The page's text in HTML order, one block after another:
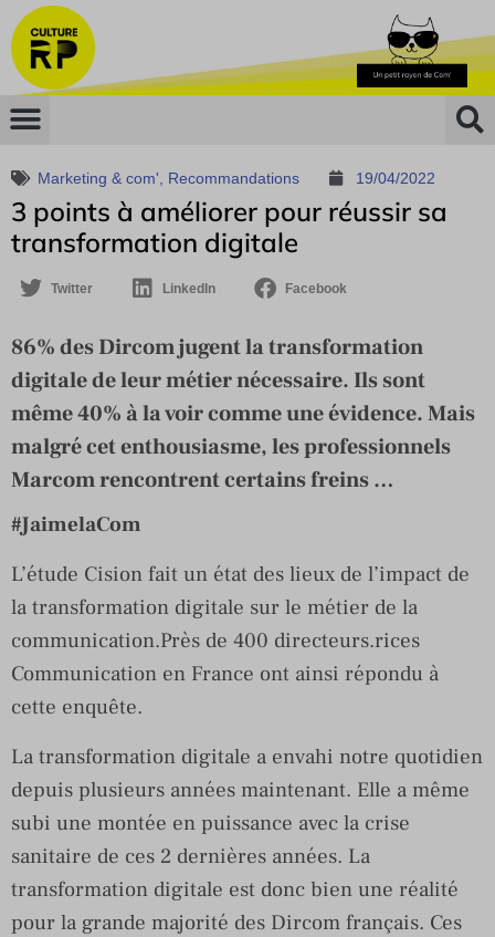
Marketing & com' Recommandations 19/04/2022
3 points à améliorer pour réussir sa
transformation digitale
Twitter LinkedIn Facebook
86% des Dircom jugent la transformation
digitale de leur métier nécessaire. Ils sont
même 40% à la voir comme une évidence. Mais
malgré cet enthousiasme, les professionnels
Marcom rencontrent certains freins …
#JaimelaCom
L’étude Cision fait un état des lieux de l’impact de
la transformation digitale sur le métier de la
communication.Près de 400 directeurs.rices
Communication en France ont ainsi répondu à
cette enquête.
La transformation digitale a envahi notre quotidien
depuis plusieurs années maintenant. Elle a même
subi une montée en puissance avec la crise
sanitaire de ces 2 dernières années. La
transformation digitale est donc bien une réalité
pour la grande majorité des Dircom français. Ces